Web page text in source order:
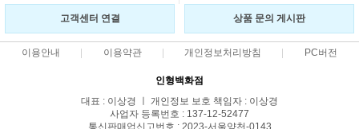
고객센터 연결 상품 문의 게시판
이용안내 이용약관 개인정보처리방침 PC버전
인형백화점
대표 : 이상경 ㅣ 개인정보 보호 책임자 : 이상경
사업자 등록번호 : 137-12-52477
통신판매업신고번호 : 2023-서울양천-0143